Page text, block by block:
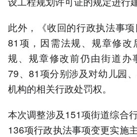
此外，《收回的行政执法事项
81项，因需法规、规章修改
规、规章修改前仍由街道办
79、81项分别涉及对幼儿园
机构的相关行政处罚权。
本次调整涉及151项街道综合
136项行政执法事项变更实施